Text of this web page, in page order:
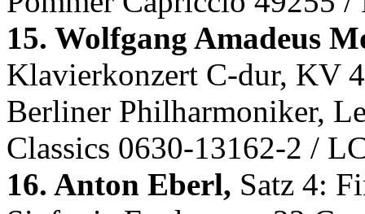
15. Wolfgang Amadeus
Klavierkonzert C-dur, KV
Berliner Philharmoniker,
Classics 0630-13162-2 /
16. Anton Eberl, Satz 4: